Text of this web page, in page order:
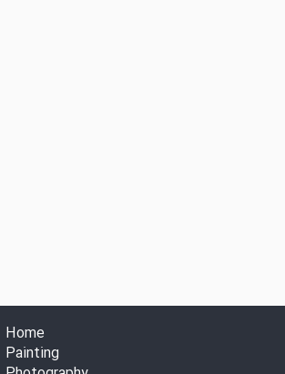
Home
Painting